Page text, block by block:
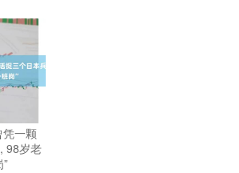
一颗
98岁老